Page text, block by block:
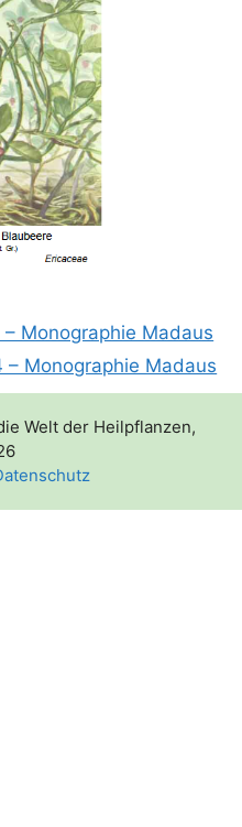
Monographie Madaus
Monographie Madaus
Welt der Heilpflanzen,